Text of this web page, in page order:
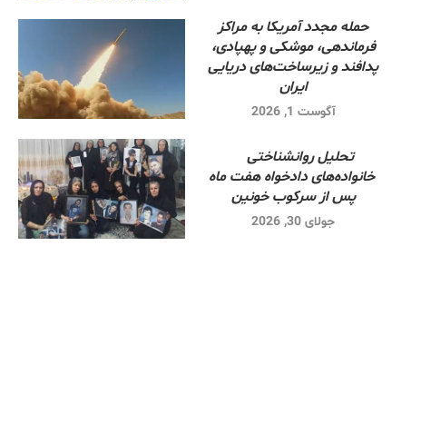
حمله مجدد آمریکا به مراکز
فرماندهی، موشکی و پهپادی،
پدافند و زیرساخت‌های دریایی
ایران
آگوست 1, 2026
تحلیل روانشناختی
خانواده‌های دادخواه هفت ماه
پس از سرکوب خونین
جولای 30, 2026